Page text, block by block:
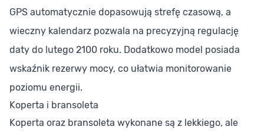
GPS automatycznie dopasowują strefę czasową, a
wieczny kalendarz pozwala na precyzyjną regulację
daty do lutego 2100 roku. Dodatkowo model posiada
wskaźnik rezerwy mocy, co ułatwia monitorowanie
poziomu energii.
Koperta i bransoleta
Koperta oraz bransoleta wykonane są z lekkiego, ale